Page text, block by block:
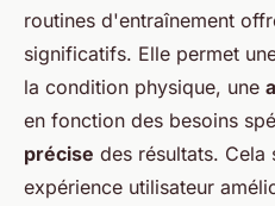
routines d'entraînement
significatifs. Elle permet
la condition physique, une
en fonction des besoins
précise des résultats. Cela
expérience utilisateur